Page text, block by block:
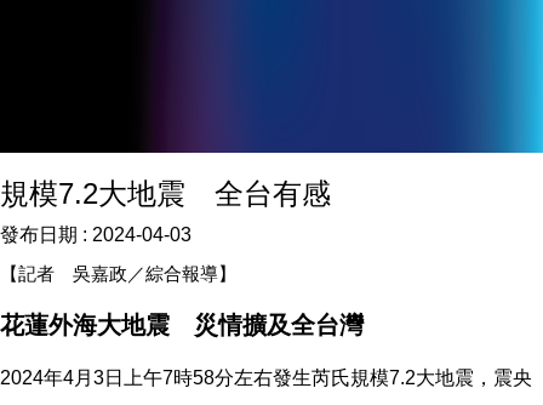
規模7.2大地震 全台有感
發布日期 : 2024-04-03
【記者 吳嘉政／綜合報導】
花蓮外海大地震 災情擴及全台灣
2024年4月3日上午7時58分左右發生芮氏規模7.2大地震，震央